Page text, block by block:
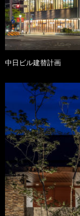
中日ビル建替計画